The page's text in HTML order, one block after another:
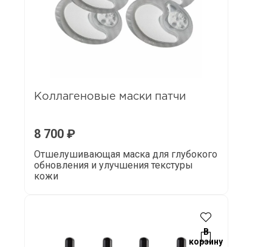
Коллагеновые маски патчи
8 700 ₽
Отшелушивающая маска для глубокого
обновления и улучшения текстуры
кожи
В
корзину